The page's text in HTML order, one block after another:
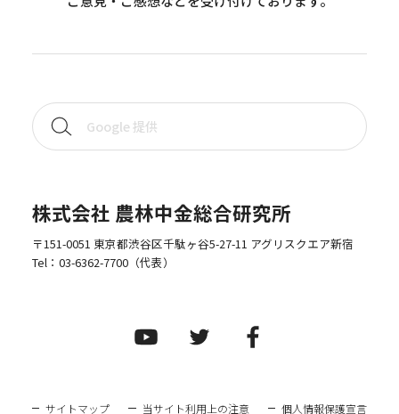
株式会社 農林中金総合研究所
〒151-0051 東京都渋谷区千駄ヶ谷5-27-11 アグリスクエア新宿
Tel： 03-6362-7700（代表）
サイトマップ 当サイト利用上の注意 個人情報保護宣言